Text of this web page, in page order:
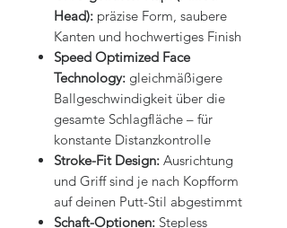
Head): präzise Form, saubere
Kanten und hochwertiges Finish
Speed Optimized Face
Technology: gleichmäßigere
Ballgeschwindigkeit über die
gesamte Schlagfläche – für
konstante Distanzkontrolle
Stroke-Fit Design: Ausrichtung
und Griff sind je nach Kopfform
auf deinen Putt-Stil abgestimmt
Schaft-Optionen: Stepless